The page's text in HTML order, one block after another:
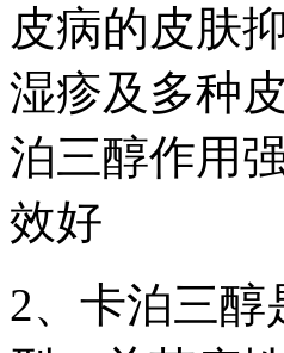
皮病的皮肤
湿疹及多种
泊三醇作用
效好
2、卡泊三